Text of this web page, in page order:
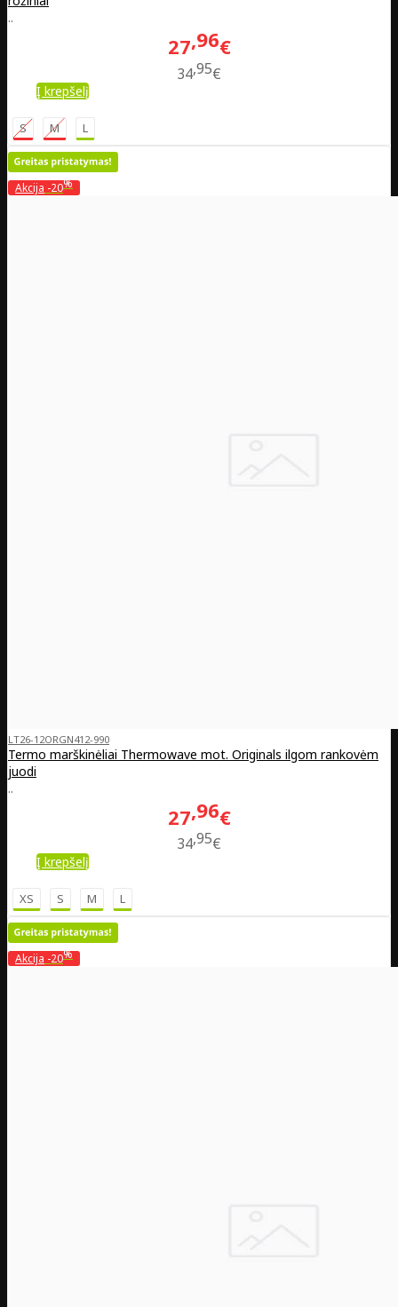
..
27 96€
3495€
Į krepšelį
S M L
Akcija -20%
LT26-12ORGN412-990
Termo marškinėliai Thermowave mot. Originals ilgom rankovėm
juodi
..
27 96€
3495€
Į krepšelį
XS S M L
Akcija -20%